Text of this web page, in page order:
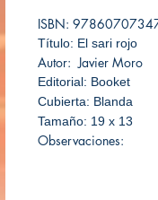
ISBN:
Título: El sari rojo
Autor: Javier Moro
Editorial: Booket
Cubierta: Blanda
Tamaño: 19 x 13
Observaciones: